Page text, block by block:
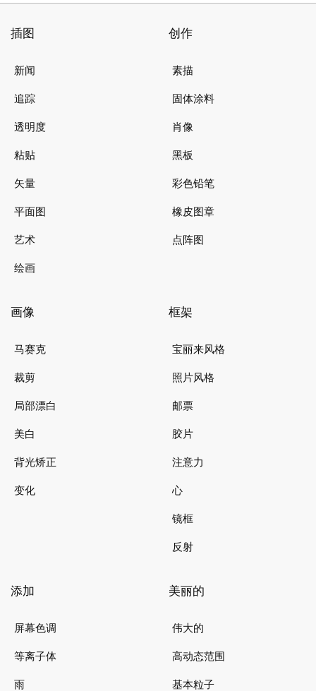
插图
新闻
追踪
透明度
粘贴
矢量
平面图
艺术
绘画
创作
素描
固体涂料
肖像
黑板
彩色铅笔
橡皮图章
点阵图
画像
马赛克
裁剪
局部漂白
美白
背光矫正
变化
框架
宝丽来风格
照片风格
邮票
胶片
注意力
心
镜框
反射
添加
屏幕色调
等离子体
雨
美丽的
伟大的
高动态范围
基本粒子